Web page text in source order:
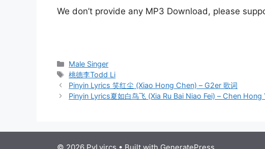
We don’t provide any MP3 Download, please
Categories
Male Singer
Tags
桃德李Todd Li
Post
navigation
Pinyin Lyrics 笑红尘 (Xiao Hong Chen) – G2er 歌词
Pinyin Lyrics夏如白鸟飞 (Xia Ru Bai Niao Fei) – Chen Hong